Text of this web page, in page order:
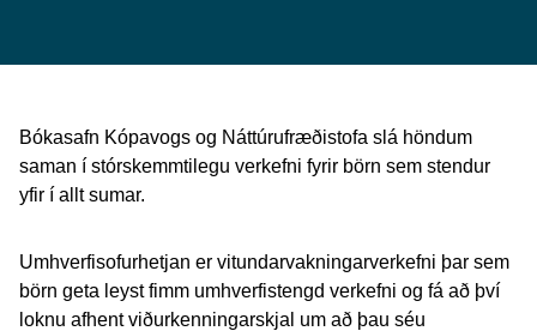
Bókasafn Kópavogs og Náttúrufræðistofa slá höndum
saman í stórskemmtilegu verkefni fyrir börn sem stendur
yfir í allt sumar.
Umhverfisofurhetjan er vitundarvakningarverkefni þar sem
börn geta leyst fimm umhverfistengd verkefni og fá að því
loknu afhent viðurkenningarskjal um að þau séu